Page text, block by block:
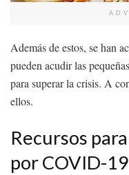
Además de estos, se han
pueden acudir las
para superar la crisis. A
ellos.
Recursos
por COVID-19